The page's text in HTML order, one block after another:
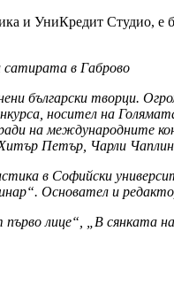
и УниКредит Студио, е
сатирата в Габрово
български творци.
носител на
на международните
Хитър Петър, Чарли
в Софийски
Основател и
лице“, „В